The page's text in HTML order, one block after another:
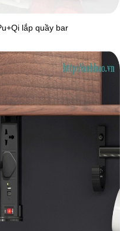
lắp quầy bar